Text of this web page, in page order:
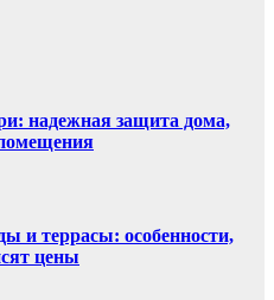
надежная защита дома,
и террасы: особенности,
цены